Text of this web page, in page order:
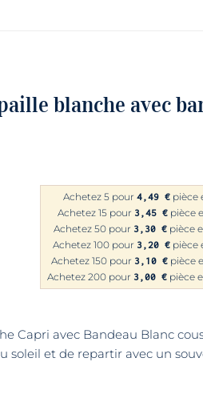
blanche avec
Achetez 5 pour 4,49 € pièce
Achetez 15 pour 3,45 € pièce
Achetez 50 pour 3,30 € pièce
Achetez 100 pour 3,20 € pièce
Achetez 150 pour 3,10 € pièce
Achetez 200 pour 3,00 € pièce
Capri avec Bandeau Blanc
soleil et de repartir avec un